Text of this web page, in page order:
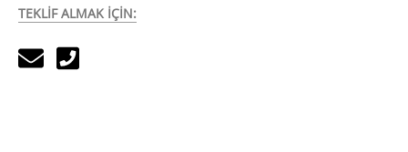
TEKLİF ALMAK İÇİN: